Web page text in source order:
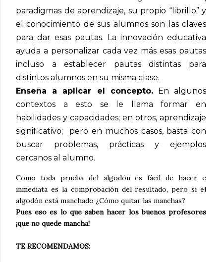
paradigmas de aprendizaje, su propio “librillo” y
el conocimiento de sus alumnos son las claves
para dar esas pautas. La innovación educativa
ayuda a personalizar cada vez más esas pautas
incluso a establecer pautas distintas para
distintos alumnos en su misma clase.
Enseña a aplicar el concepto.En algunos
contextos a esto se le llama formar en
habilidades y capacidades; en otros, aprendizaje
significativo; pero en muchos casos, basta con
buscar problemas, prácticas y ejemplos
cercanos al alumno.
Como toda prueba del algodón es fácil de hacer e
inmediata es la comprobación del resultado, pero si el
algodón está manchado ¿Cómo quitar las manchas?
Pues eso es lo que saben hacer los buenos profesores
¡que no quede mancha!
TE RECOMENDAMOS: